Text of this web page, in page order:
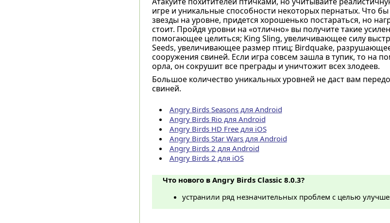
игре и уникальные способности некоторых пернатых. Что
звезды на уровне, придется хорошенько постараться, но
стоит. Пройдя уровни на «отлично» вы получите такие
помогающее целиться; King Sling, увеличивающее силу
Seeds, увеличивающее размер птиц; Birdquake,
сооружения свиней. Если игра совсем зашла в тупик, то на
орла, он сокрушит все преграды и уничтожит всех злодеев.
Большое количество уникальных уровней не даст вам
свиней.
Angry Birds Seasons для Android
Angry Birds Rio для Android
Angry Birds HD Free для iOS
Angry Birds Star Wars для Android
Angry Birds 2 для Android
Angry Birds 2 для iOS
Что нового в Angry Birds Classic 8.0.3?
устранили ряд незначительных проблем с целью